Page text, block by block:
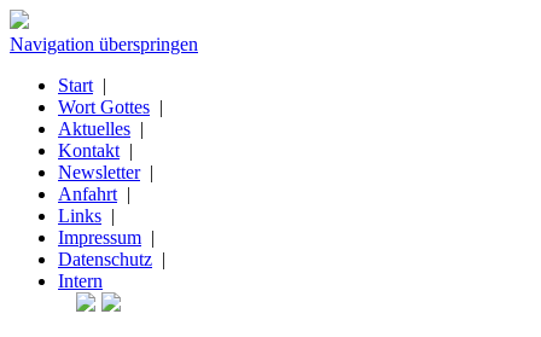
Navigation überspringen
Start |
Wort Gottes |
Aktuelles |
Kontakt |
Newsletter|
Anfahrt |
Links |
Impressum |
Datenschutz |
Intern